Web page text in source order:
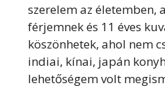
szerelem az életemben,
férjemnek és 11 éves
köszönhetek, ahol nem
indiai, kínai, japán
lehetőségem volt